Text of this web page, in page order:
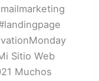
Sitio Web
Muchos